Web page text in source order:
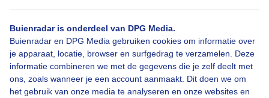
Buienradar is onderdeel van DPG Media.
Buienradar en DPG Media gebruiken cookies om informatie over
je apparaat, locatie, browser en surfgedrag te verzamelen. Deze
informatie combineren we met de gegevens die je zelf deelt met
ons, zoals wanneer je een account aanmaakt. Dit doen we om
het gebruik van onze media te analyseren en onze websites en
Een moment geduld aub...